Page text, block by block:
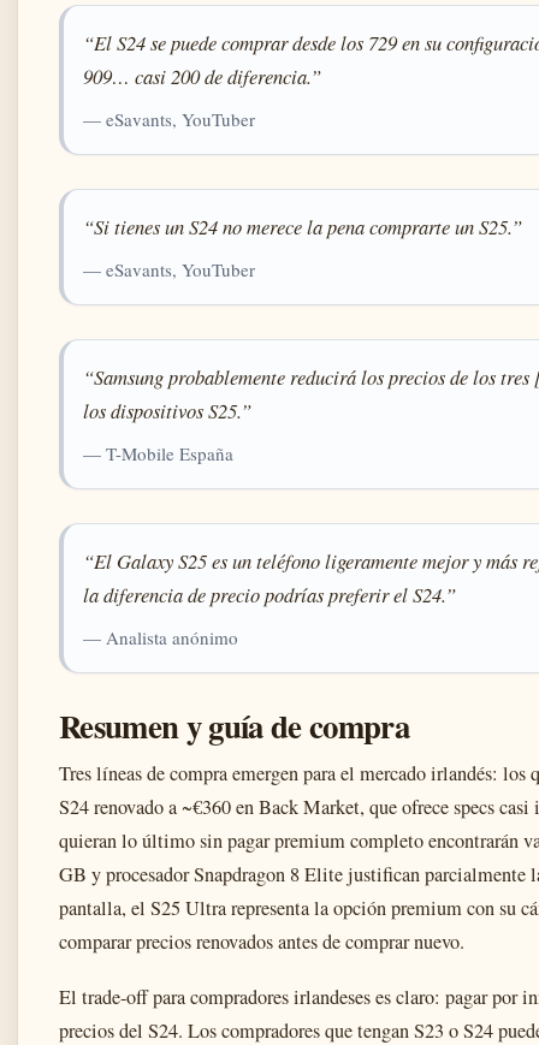
“El S24 se puede comprar desde los 729 en su
909… casi 200 de diferencia.”
— eSavants, YouTuber
“Si tienes un S24 no merece la pena comprarte un S25.”
— eSavants, YouTuber
“Samsung probablemente reducirá los precios de los
los dispositivos S25.”
— T-Mobile España
“El Galaxy S25 es un teléfono ligeramente mejor y más
la diferencia de precio podrías preferir el S24.”
— Analista anónimo
Resumen y guía de compra
Tres líneas de compra emergen para el mercado irlandés:
S24 renovado a ~€360 en Back Market, que ofrece specs
quieran lo último sin pagar premium completo encontrarán
GB y procesador Snapdragon 8 Elite justifican parcialmente
pantalla, el S25 Ultra representa la opción premium con su
comparar precios renovados antes de comprar nuevo.
El trade-off para compradores irlandeses es claro: pagar por
precios del S24. Los compradores que tengan S23 o S24